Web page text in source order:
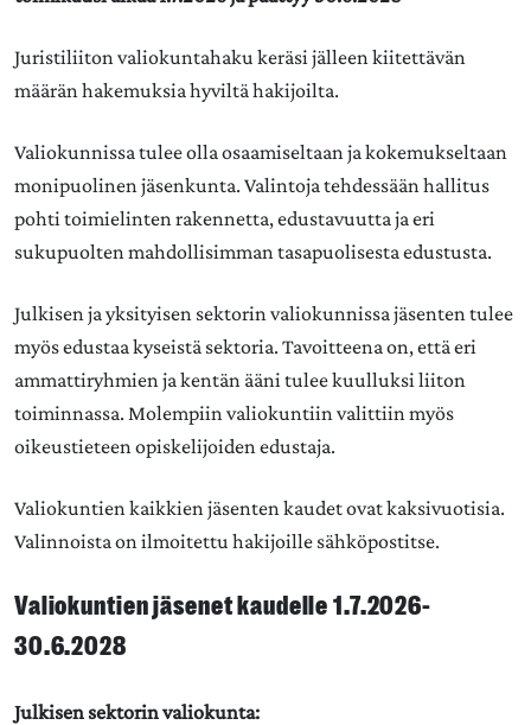
Juristiliiton valiokuntahaku keräsi jälleen kiitettävän
määrän hakemuksia hyviltä hakijoilta.
Valiokunnissa tulee olla osaamiseltaan ja kokemukseltaan
monipuolinen jäsenkunta. Valintoja tehdessään hallitus
pohti toimielinten rakennetta, edustavuutta ja eri
sukupuolten mahdollisimman tasapuolisesta edustusta.
Julkisen ja yksityisen sektorin valiokunnissa jäsenten tulee
myös edustaa kyseistä sektoria. Tavoitteena on, että eri
ammattiryhmien ja kentän ääni tulee kuulluksi liiton
toiminnassa. Molempiin valiokuntiin valittiin myös
oikeustieteen opiskelijoiden edustaja.
Valiokuntien kaikkien jäsenten kaudet ovat kaksivuotisia.
Valinnoista on ilmoitettu hakijoille sähköpostitse.
Valiokuntien jäsenet kaudelle 1.7.2026-
30.6.2028
Julkisen sektorin valiokunta: